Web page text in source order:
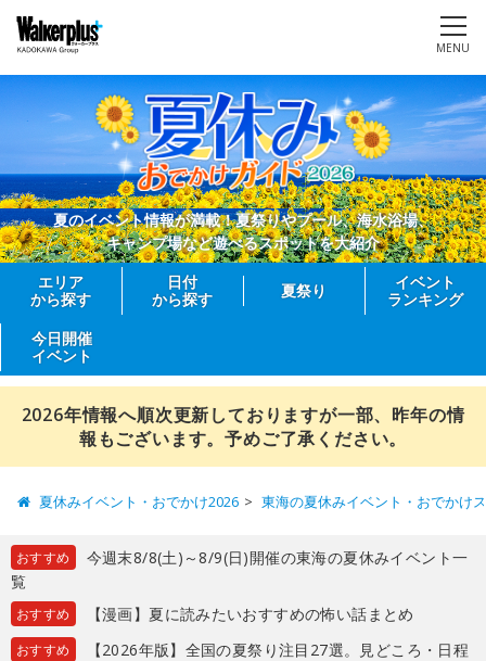
MENU
夏のイベント情報が満載！夏祭りやプール、海水浴場、
キャンプ場など遊べるスポットを大紹介
エリア
から探す
日付
から探す
夏祭り
イベント
ランキング
今日開催
イベント
2026年情報へ順次更新しておりますが一部、昨年の情
報もございます。予めご了承ください。
夏休みイベント・おでかけ2026 東海の夏休みイベント・おでかけ
おすすめ
今週末8/8(土)～8/9(日)開催の東海の夏休みイベント一
覧
おすすめ 【漫画】夏に読みたいおすすめの怖い話まとめ
おすすめ
【2026年版】全国の夏祭り注目27選。見どころ・日程